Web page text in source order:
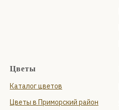
Цветы
Каталог цветов
Цветы в Приморский район